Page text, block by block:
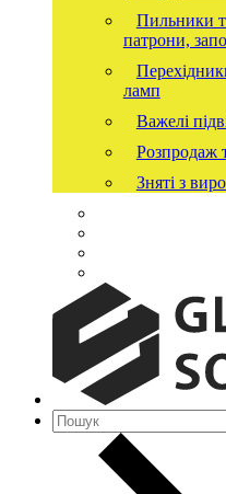
Пильники
патрони,
ламп
Важелі
Розпродаж
Зняті з